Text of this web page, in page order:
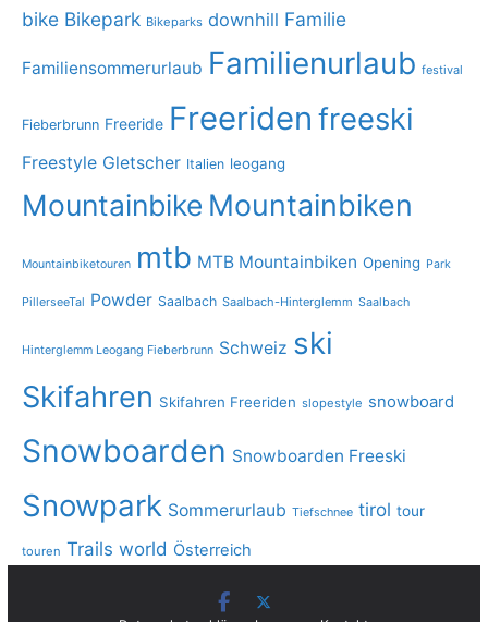
bike Bikepark Bikeparks downhill Familie
Familiensommerurlaub Familienurlaub festival
Fieberbrunn Freeride Freeriden freeski
Freestyle Gletscher Italien leogang
Mountainbike Mountainbiken
Mountainbiketouren mtb MTB Mountainbiken Opening Park
PillerseeTal Powder Saalbach Saalbach-Hinterglemm Saalbach
Hinterglemm Leogang Fieberbrunn Schweiz ski
Skifahren Skifahren Freeriden slopestyle snowboard
Snowboarden Snowboarden Freeski
Snowpark Sommerurlaub Tiefschnee tirol tour
touren Trails world Österreich